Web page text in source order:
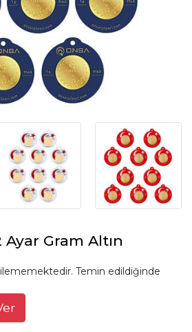
Ayar Gram Altın
Temin edildiğinde